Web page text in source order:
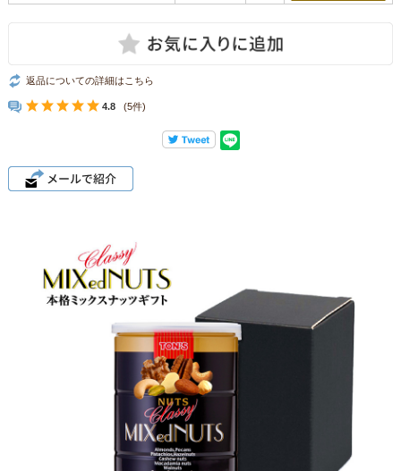
返品についての詳細はこちら
4.8 (5件)